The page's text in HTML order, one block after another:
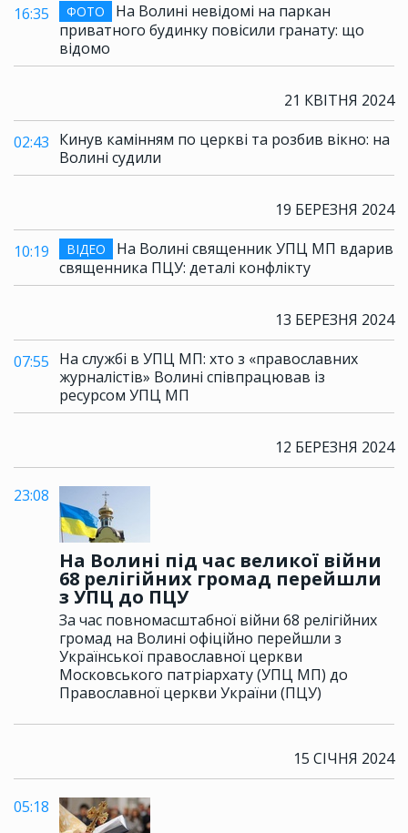
16:35 ФОТО
На Волині невідомі на паркан
приватного будинку повісили гранату: що
відомо
21 КВІТНЯ 2024
02:43 Кинув камінням по церкві та розбив вікно: на
Волині судили
19 БЕРЕЗНЯ 2024
10:19 ВІДЕО
На Волині священник УПЦ МП вдарив
священника ПЦУ: деталі конфлікту
13 БЕРЕЗНЯ 2024
07:55 На службі в УПЦ МП: хто з «православних
журналістів» Волині співпрацював із
ресурсом УПЦ МП
12 БЕРЕЗНЯ 2024
23:08
На Волині під час великої війни
68 релігійних громад перейшли
з УПЦ до ПЦУ
За час повномасштабної війни 68 релігійних
громад на Волині офіційно перейшли з
Української православної церкви
Московського патріархату (УПЦ МП) до
Православної церкви України (ПЦУ)
15 СІЧНЯ 2024
05:18